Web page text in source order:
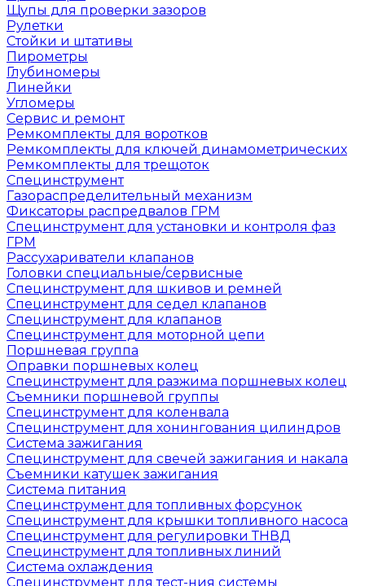
Щупы для проверки зазоров
Рулетки
Стойки и штативы
Пирометры
Глубиномеры
Линейки
Угломеры
Сервис и ремонт
Ремкомплекты для воротков
Ремкомплекты для ключей динамометрических
Ремкомплекты для трещоток
Специнструмент
Газораспределительный механизм
Фиксаторы распредвалов ГРМ
Специнструмент для установки и контроля фаз
ГРМ
Рассухариватели клапанов
Головки специальные/сервисные
Специнструмент для шкивов и ремней
Специнструмент для седел клапанов
Специнструмент для клапанов
Специнструмент для моторной цепи
Поршневая группа
Оправки поршневых колец
Специнструмент для разжима поршневых колец
Съемники поршневой группы
Специнструмент для коленвала
Специнструмент для хонингования цилиндров
Система зажигания
Специнструмент для свечей зажигания и накала
Съемники катушек зажигания
Система питания
Специнструмент для топливных форсунок
Специнструмент для крышки топливного насоса
Специнструмент для регулировки ТНВД
Специнструмент для топливных линий
Система охлаждения
Специнструмент для тест-ния системы